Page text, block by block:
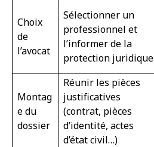
Choix
de
l’avocat
Sélectionner un
professionnel et
l’informer de la
protection juridique
Montag
e du
dossier
Réunir les pièces
justificatives
(contrat, pièces
d’identité, actes
d’état civil…)